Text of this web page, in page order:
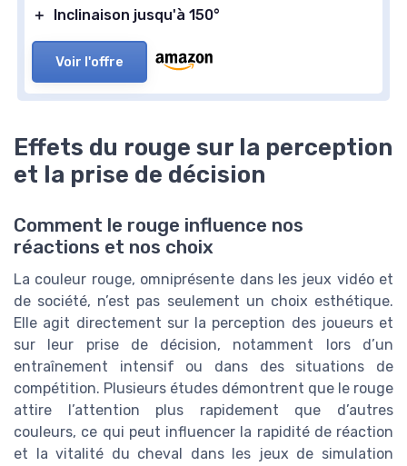
＋
Inclinaison jusqu'à 150°
Voir l'offre
Effets du rouge sur la perception
et la prise de décision
Comment le rouge influence nos
réactions et nos choix
La couleur rouge, omniprésente dans les jeux vidéo et
de société, n’est pas seulement un choix esthétique.
Elle agit directement sur la perception des joueurs et
sur leur prise de décision, notamment lors d’un
entraînement intensif ou dans des situations de
compétition. Plusieurs études démontrent que le rouge
attire l’attention plus rapidement que d’autres
couleurs, ce qui peut influencer la rapidité de réaction
et la vitalité du cheval dans les jeux de simulation